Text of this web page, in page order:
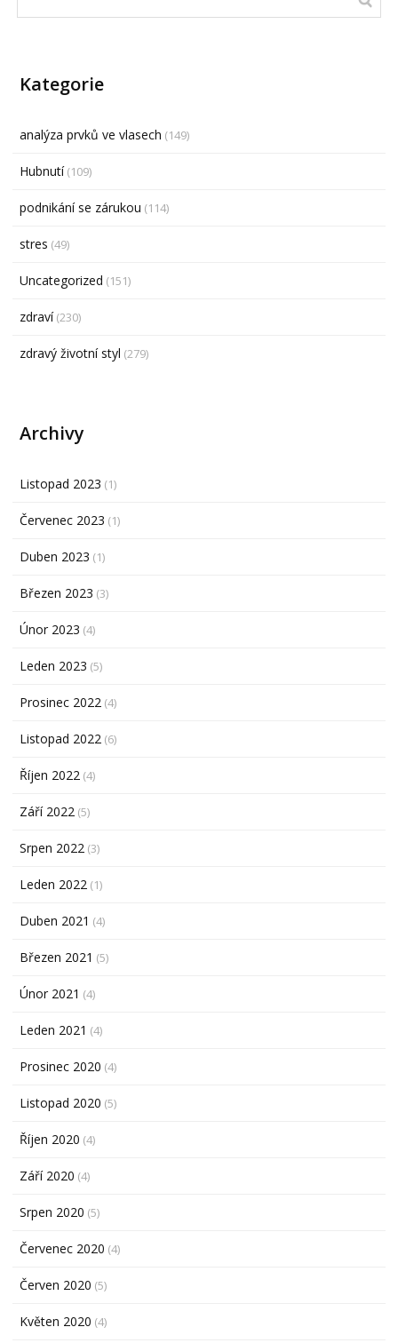
Kategorie
analýza prvků ve vlasech (149)
Hubnutí(109)
podnikání se zárukou (114)
stres (49)
Uncategorized (151)
zdraví(230)
zdravý životní styl (279)
Archivy
Listopad 2023 (1)
Červenec 2023 (1)
Duben 2023 (1)
Březen 2023 (3)
Únor 2023 (4)
Leden 2023 (5)
Prosinec 2022 (4)
Listopad 2022 (6)
Říjen 2022 (4)
Září 2022 (5)
Srpen 2022 (3)
Leden 2022 (1)
Duben 2021 (4)
Březen 2021 (5)
Únor 2021 (4)
Leden 2021 (4)
Prosinec 2020 (4)
Listopad 2020 (5)
Říjen 2020 (4)
Září 2020 (4)
Srpen 2020 (5)
Červenec 2020 (4)
Červen 2020 (5)
Květen 2020 (4)